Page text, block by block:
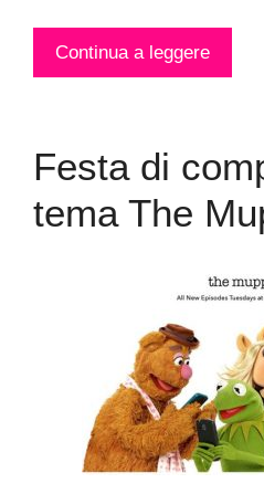
Continua a leggere
Festa di
tema The